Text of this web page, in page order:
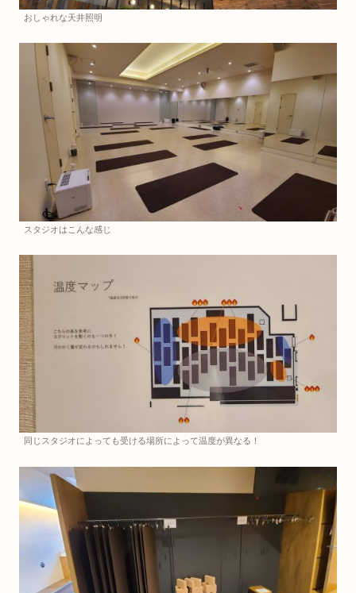
おしゃれな天井照明
スタジオはこんな感じ
同じスタジオによっても受ける場所によって温度が異なる！